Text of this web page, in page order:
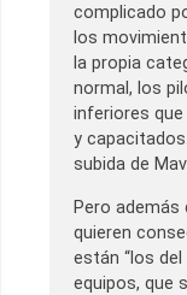
complicado
los
la propia
normal, los
inferiores
y
subida de
Pero
quieren
están “los del
equipos, que